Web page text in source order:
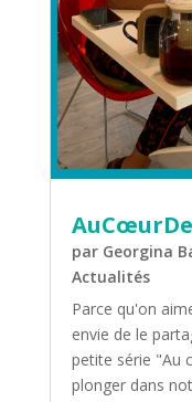
par Georgina
Actualités
Parce qu'on
envie de le
petite série "Au
plonger dans